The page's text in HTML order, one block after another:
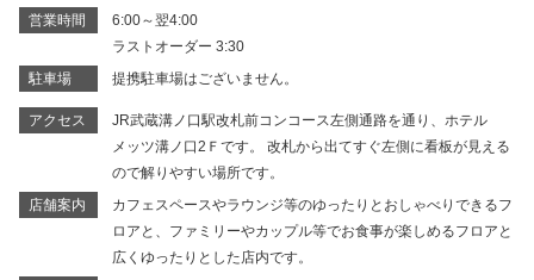
営業時間
6:00～翌4:00
ラストオーダー 3:30
駐車場
提携駐車場はございません。
アクセス
JR武蔵溝ノ口駅改札前コンコース左側通路を通り、ホテル
メッツ溝ノ口2Ｆです。 改札から出てすぐ左側に看板が見える
ので解りやすい場所です。
店舗案内
カフェスペースやラウンジ等のゆったりとおしゃべりできるフ
ロアと、ファミリーやカップル等でお食事が楽しめるフロアと
広くゆったりとした店内です。